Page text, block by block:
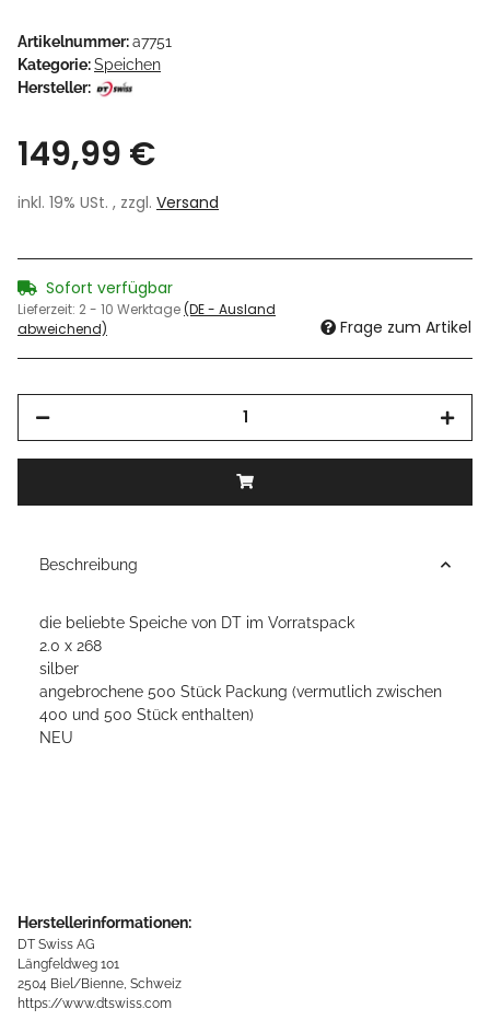
Artikelnummer:a7751
Kategorie:Speichen
Hersteller:
149,99 €
inkl. 19% USt. , zzgl. Versand
Sofort verfügbar
Lieferzeit: 2 - 10 Werktage(DE - Ausland
abweichend)
Frage zum Artikel
Beschreibung
die beliebte Speiche von DT im Vorratspack
2.0 x 268
silber
angebrochene 500 Stück Packung (vermutlich zwischen
400 und 500 Stück enthalten)
NEU
Herstellerinformationen:
DT Swiss AG
Längfeldweg 101
2504 Biel/Bienne, Schweiz
https://www.dtswiss.com